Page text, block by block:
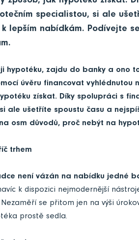
specialistou, si ale
lepším nabídkám. Podívejte
hypotéku, zajdu do banky a ono
úvěru financovat
získat. Díky spolupráci s
ale ušetříte spoustu času a
osm důvodů, proč nebýt na
trhem
není vázán na nabídku jedné
k dispozici nejmodernější
se přitom jen na výši
prostě sedla.